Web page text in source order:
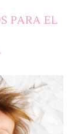
PARA EL